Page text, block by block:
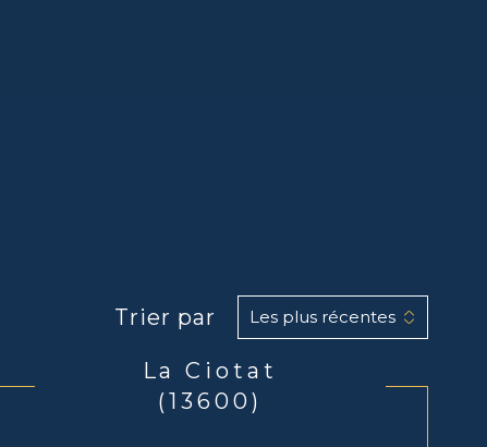
Trier par Les plus récentes
La Ciotat
(13600)